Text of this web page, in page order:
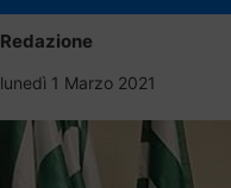
Redazione
lunedì 1 Marzo 2021